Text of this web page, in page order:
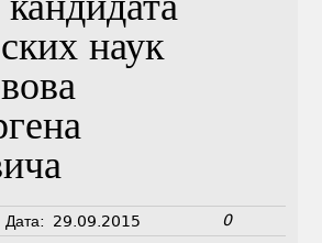
наук
Дата: 29.09.2015 0